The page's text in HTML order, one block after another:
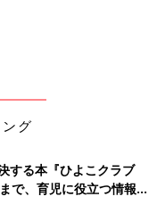
グ
する本『ひよこクラブ
、育児に役立つ情報が